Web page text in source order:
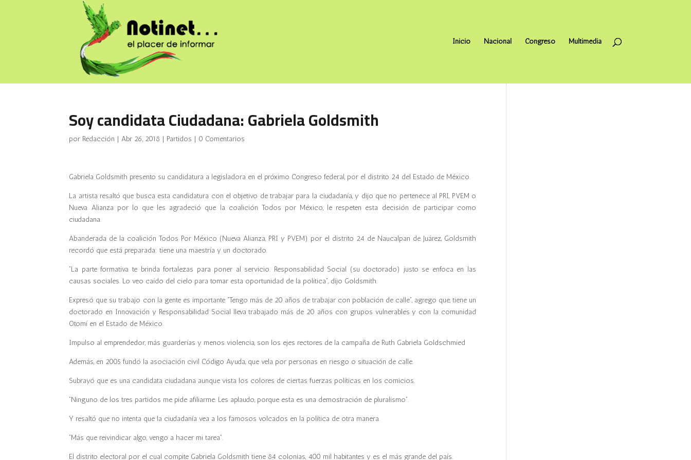
Inicio Nacional Congreso Multimedia
Soy candidata Ciudadana: Gabriela Goldsmith
por Redacción |Abr 26, 2018 | Partidos | 0 Comentarios
Gabriela Goldsmith presento su candidatura a legisladora en el próximo Congreso federal, por el distrito 24 del Estado de México.
La artista resaltó que busca esta candidatura con el objetivo de trabajar para la ciudadanía, y dijo que no pertenece al PRI, PVEM o
Nueva Alianza por lo que les agradeció que la coalición Todos por México, le respeten esta decisión de participar como
ciudadana.
Abanderada de la coalición Todos Por México (Nueva Alianza, PRI y PVEM) por el distrito 24 de Naucalpan de Juárez, Goldsmith
recordó que está preparada: tiene una maestría y un doctorado.
“La parte formativa te brinda fortalezas para poner al servicio. Responsabilidad Social (su doctorado) justo se enfoca en las
causas sociales. Lo veo caído del cielo para tomar esta oportunidad de la política”, dijo Goldsmith.
Expresó que su trabajo con la gente es importante “Tengo más de 20 años de trabajar con población de calle”, agrego que, tiene un
doctorado en Innovación y Responsabilidad Social lleva trabajado más de 20 años con grupos vulnerables y con la comunidad
Otomí en el Estado de México.
Impulso al emprendedor, más guarderías y menos violencia, son los ejes rectores de la campaña de Ruth Gabriela Goldschmied
Además, en 2005 fundó la asociación civil Código Ayuda, que vela por personas en riesgo o situación de calle.
Subrayó que es una candidata ciudadana aunque vista los colores de ciertas fuerzas políticas en los comicios.
“Ninguno de los tres partidos me pide afiliarme. Les aplaudo, porque esta es una demostración de pluralismo”.
Y resaltó que no intenta que la ciudadanía vea a los famosos volcados en la política de otra manera.
“Más que reivindicar algo, vengo a hacer mi tarea”.
El distrito electoral por el cual compite Gabriela Goldsmith tiene 84 colonias, 400 mil habitantes y es el más grande del país.